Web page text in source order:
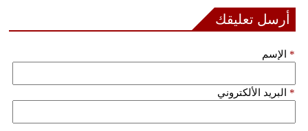
أرسل تعليقك
الإسم *
البريد الألكتروني *